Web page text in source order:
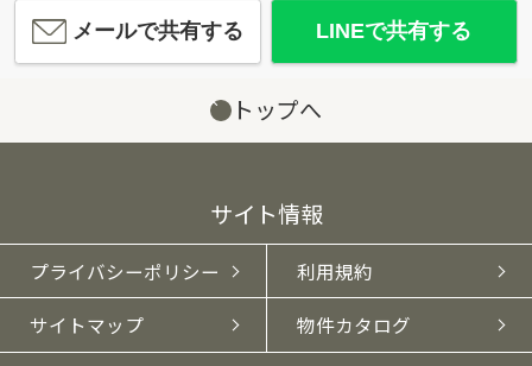
メールで共有する LINEで共有する
トップへ
サイト情報
プライバシーポリシー 利用規約
サイトマップ 物件カタログ